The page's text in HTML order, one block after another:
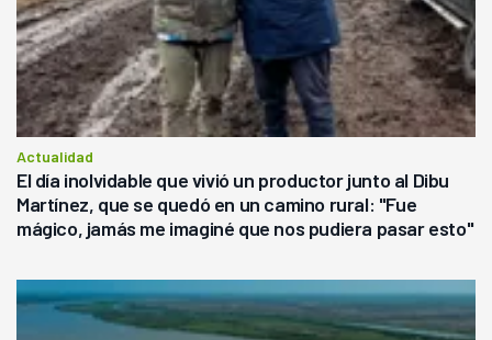
Actualidad
El día inolvidable que vivió un productor junto al Dibu
Martínez, que se quedó en un camino rural: "Fue
mágico, jamás me imaginé que nos pudiera pasar esto"